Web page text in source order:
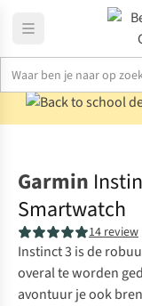
Garmin
Smartwatch
14 review
Instinct 3 is de
overal te worden
avontuur je ook